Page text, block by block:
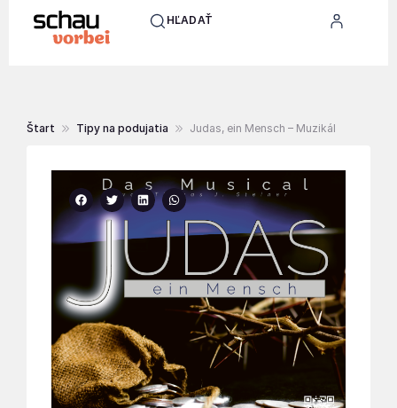
HĽADAŤ
Štart Tipy na podujatia Judas, ein Mensch – Muzikál